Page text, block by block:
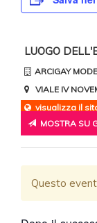
LUOGO
ARCIGAY
VIALE IV
visualizza il
MOSTRA SU
Questo